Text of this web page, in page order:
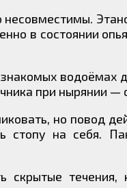
в состоянии
водоёмах
при нырянии
но повод
стопу на себя.
скрытые